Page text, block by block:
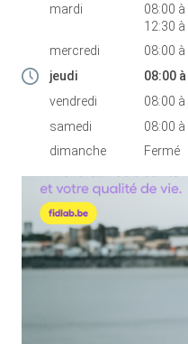
mardi
08:00 à
12:30 à
mercredi
08:00 à
jeudi
08:00à
vendredi
08:00 à
samedi
08:00 à
dimanche
Fermé